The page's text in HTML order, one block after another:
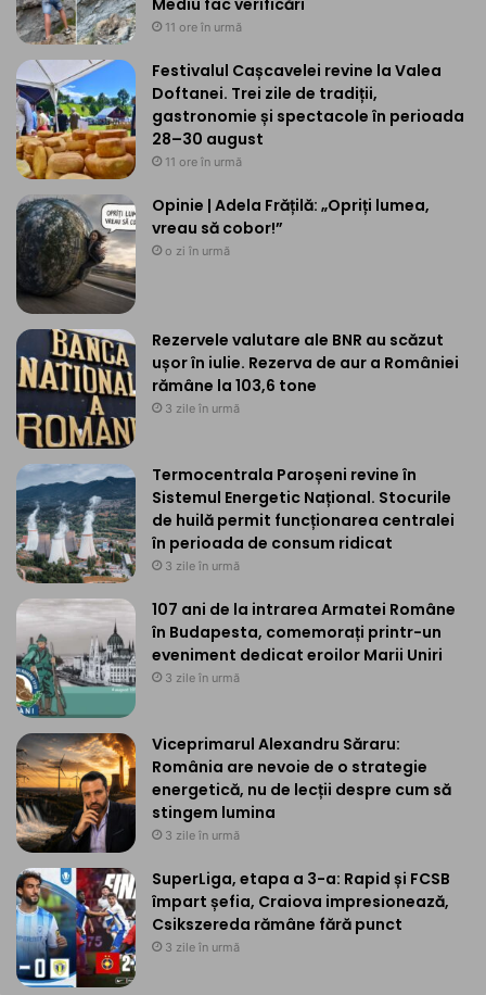
Mediu fac verificări
11 ore în urmă
Festivalul Cașcavelei revine la Valea
Doftanei. Trei zile de tradiții,
gastronomie și spectacole în perioada
28–30 august
11 ore în urmă
Opinie | Adela Frățilă: „Opriți lumea,
vreau să cobor!”
o zi în urmă
Rezervele valutare ale BNR au scăzut
ușor în iulie. Rezerva de aur a României
rămâne la 103,6 tone
3 zile în urmă
Termocentrala Paroșeni revine în
Sistemul Energetic Național. Stocurile
de huilă permit funcționarea centralei
în perioada de consum ridicat
3 zile în urmă
107 ani de la intrarea Armatei Române
în Budapesta, comemorați printr-un
eveniment dedicat eroilor Marii Uniri
3 zile în urmă
Viceprimarul Alexandru Săraru:
România are nevoie de o strategie
energetică, nu de lecții despre cum să
stingem lumina
3 zile în urmă
SuperLiga, etapa a 3-a: Rapid și FCSB
împart șefia, Craiova impresionează,
Csikszereda rămâne fără punct
3 zile în urmă